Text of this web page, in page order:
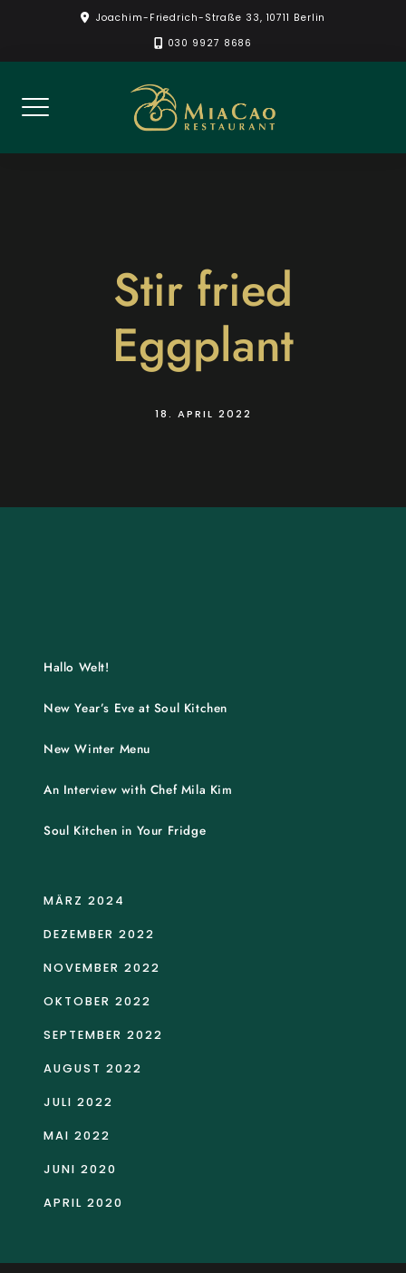
content
Joachim-Friedrich-Straße 33, 10711 Berlin
030 9927 8686
Stir fried
Eggplant
18. APRIL 2022
Hallo Welt!
New Year’s Eve at Soul Kitchen
New Winter Menu
An Interview with Chef Mila Kim
Soul Kitchen in Your Fridge
MÄRZ 2024
DEZEMBER 2022
NOVEMBER 2022
OKTOBER 2022
SEPTEMBER 2022
AUGUST 2022
JULI 2022
MAI 2022
JUNI 2020
APRIL 2020